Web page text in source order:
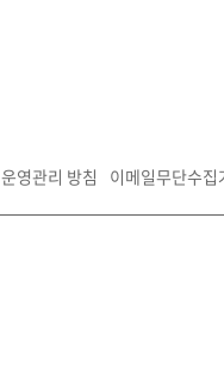
영관리 방침 이메일무단수집